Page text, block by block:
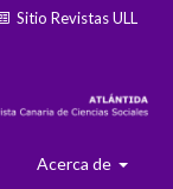
Acerca de
Sitio Revistas ULL